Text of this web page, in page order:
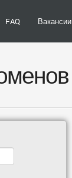
FAQ Вакансии